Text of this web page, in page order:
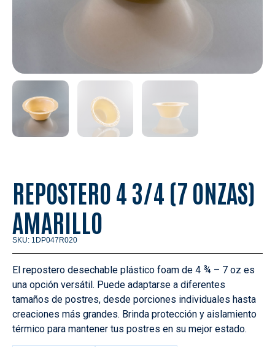
REPOSTERO 4 3/4 (7 ONZAS)
AMARILLO
SKU: 1DP047R020
El repostero desechable plástico foam de 4 ¾ – 7 oz es
una opción versátil. Puede adaptarse a diferentes
tamaños de postres, desde porciones individuales hasta
creaciones más grandes. Brinda protección y aislamiento
térmico para mantener tus postres en su mejor estado.